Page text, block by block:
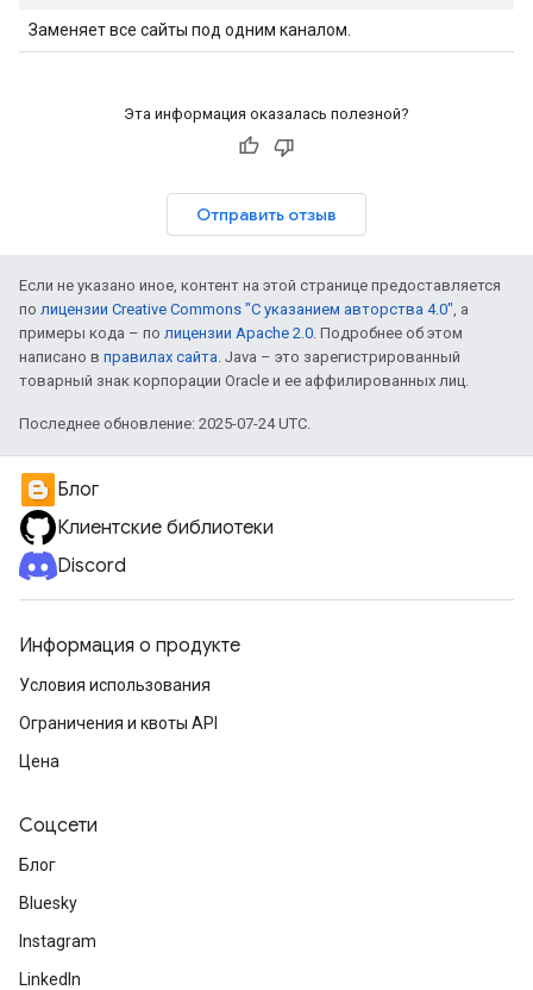
Заменяет все сайты под одним каналом.
Эта информация оказалась полезной?
Отправить отзыв
Если не указано иное, контент на этой странице предоставляется
по лицензии Creative Commons "С указанием авторства 4.0", а
примеры кода – по лицензии Apache 2.0. Подробнее об этом
написано в правилах сайта. Java – это зарегистрированный
товарный знак корпорации Oracle и ее аффилированных лиц.
Последнее обновление: 2025-07-24 UTC.
Блог
Клиентские библиотеки
Discord
Информация о продукте
Условия использования
Ограничения и квоты API
Цена
Соцсети
Блог
Bluesky
Instagram
LinkedIn